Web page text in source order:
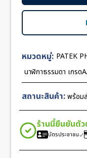
Power
Dial
CC
Steel
ชิ้น
หมวดหมู่: PATEK
นาฬิกาธรรมดา เกรด
สถานะสินค้า:พร้อม
ร้านนี้ยืนยันตั
บัตรประชาชน